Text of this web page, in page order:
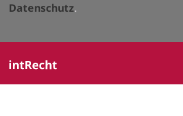
Datenschutz.